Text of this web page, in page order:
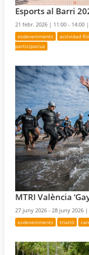
Esports al Barri
21 febr. 2026 | 11:00 - 14:00 |
esdeveniments actividad
participatius
MTRI València
27 juny 2026 - 28 juny 2026
esdeveniments triatló